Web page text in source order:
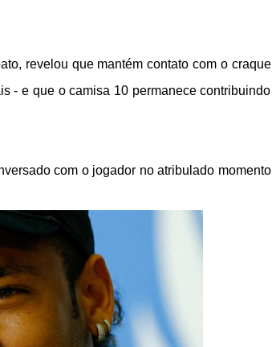
revelou que mantém contato com o craque
- e que o camisa 10 permanece contribuindo
com o jogador no atribulado momento